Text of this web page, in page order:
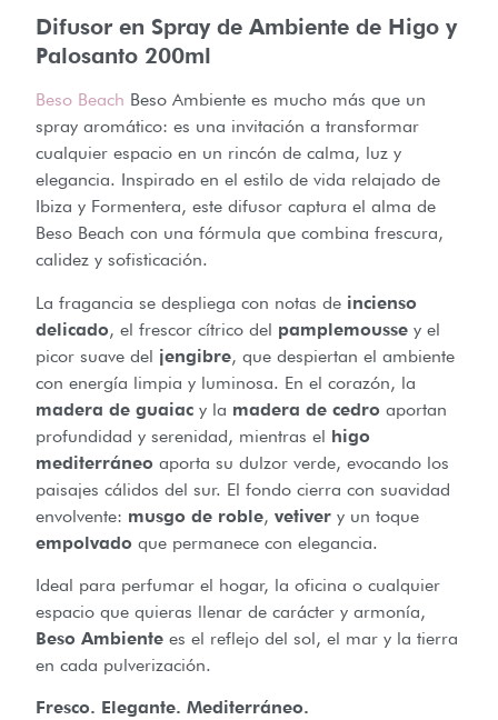
Difusor en Spray de Ambiente de Higo y
Palosanto 200ml
Beso Beach Beso Ambiente es mucho más que un
spray aromático: es una invitación a transformar
cualquier espacio en un rincón de calma, luz y
elegancia. Inspirado en el estilo de vida relajado de
Ibiza y Formentera, este difusor captura el alma de
Beso Beach con una fórmula que combina frescura,
calidez y sofisticación.
La fragancia se despliega con notas de incienso
delicado, el frescor cítrico del pamplemousse y el
picor suave del jengibre, que despiertan el ambiente
con energía limpia y luminosa. En el corazón, la
madera de guaiac y la madera de cedro aportan
profundidad y serenidad, mientras el higo
mediterráneo aporta su dulzor verde, evocando los
paisajes cálidos del sur. El fondo cierra con suavidad
envolvente: musgo de roble, vetiver y un toque
empolvado que permanece con elegancia.
Ideal para perfumar el hogar, la oficina o cualquier
espacio que quieras llenar de carácter y armonía,
Beso Ambiente es el reflejo del sol, el mar y la tierra
en cada pulverización.
Fresco. Elegante. Mediterráneo.